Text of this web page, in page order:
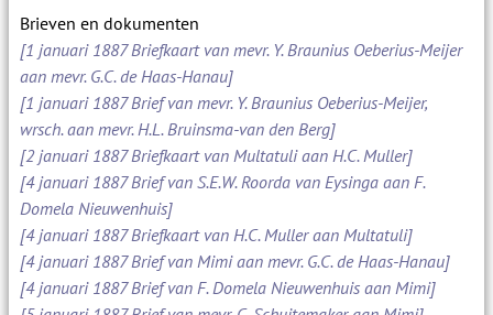
Brieven en dokumenten
[1 januari 1887 Briefkaart van mevr. Y. Braunius Oeberius-Meijer
aan mevr. G.C. de Haas-Hanau]
[1 januari 1887 Brief van mevr. Y. Braunius Oeberius-Meijer,
wrsch. aan mevr. H.L. Bruinsma-van den Berg]
[2 januari 1887 Briefkaart van Multatuli aan H.C. Muller]
[4 januari 1887 Brief van S.E.W. Roorda van Eysinga aan F.
Domela Nieuwenhuis]
[4 januari 1887 Briefkaart van H.C. Muller aan Multatuli]
[4 januari 1887 Brief van Mimi aan mevr. G.C. de Haas-Hanau]
[4 januari 1887 Brief van F. Domela Nieuwenhuis aan Mimi]